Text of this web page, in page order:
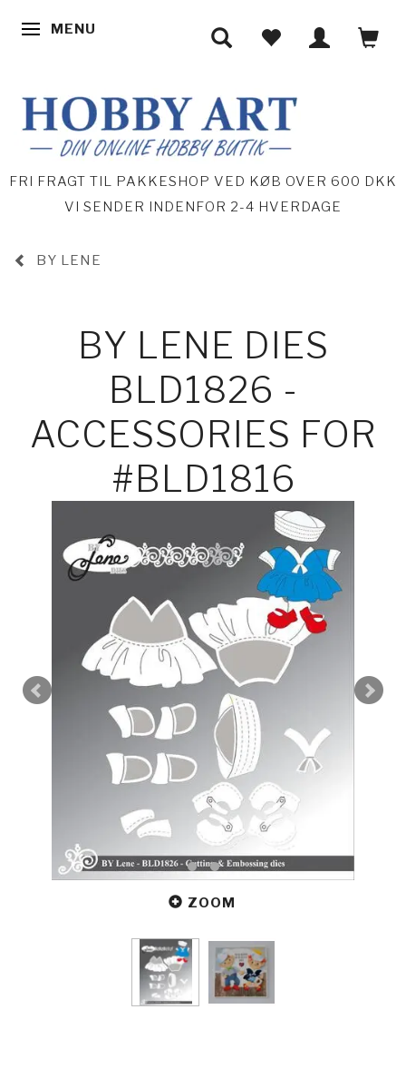
SKIFTE NAVIGATION
MENU
FRI FRAGT TIL PAKKESHOP VED KØB OVER 600 DKK
VI SENDER INDENFOR 2-4 HVERDAGE
BY LENE
BY LENE DIES
BLD1826 -
ACCESSORIES FOR
#BLD1816
ZOOM